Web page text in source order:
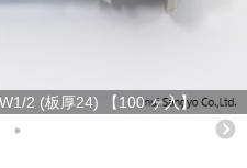
2 (板厚24) 【100 ヶ入】